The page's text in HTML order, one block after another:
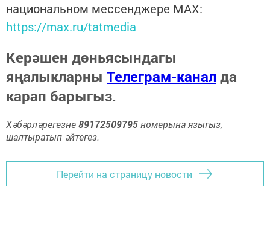
национальном мессенджере MАХ:
https://max.ru/tatmedia
Керәшен дөньясындагы
яңалыкларны Телеграм-каналда
карап барыгыз.
Хәбәрләрегезне89172509795номерына языгыз,
шалтыратып әйтегез.
Перейти на страницу новости